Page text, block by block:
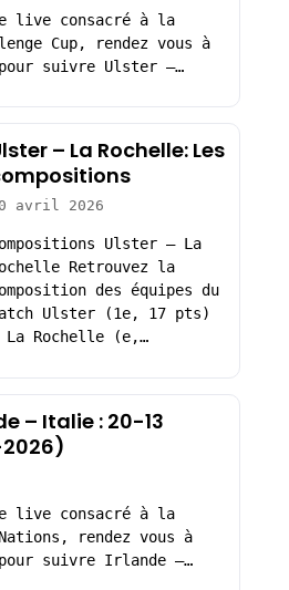
live consacré à la
Cup, rendez vous à
suivre Ulster –…
– La Rochelle: Les
avril 2026
Ulster – La
Retrouvez la
des équipes du
Ulster (1e, 17 pts)
La Rochelle (e,…
– Italie : 20-13
live consacré à la
rendez vous à
suivre Irlande –…